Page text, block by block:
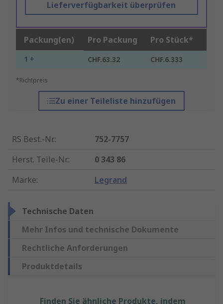
Lieferverfügbarkeit überprüfen
Packung(en) Pro Packung Pro Stück*
1 + CHF.63.32 CHF.6.333
*Richtpreis
Zu einer Teileliste hinzufügen
RS Best.-Nr.:
752-7757
Herst. Teile-Nr.:
0 343 86
Marke: Legrand
Technische Daten
Mehr Infos und technische Dokumente
Rechtliche Anforderungen
Produktdetails
Finden Sie ähnliche Produkte, indem